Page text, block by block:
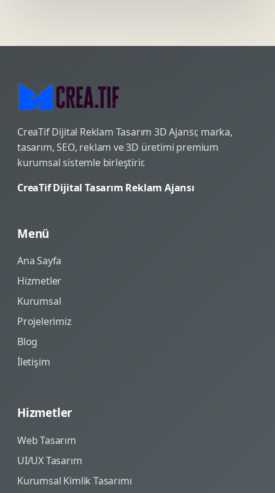
CreaTif Dijital Reklam Tasarım 3D Ajansı; marka,
tasarım, SEO, reklam ve 3D üretimi premium
kurumsal sistemle birleştirir.
CreaTif Dijital Tasarım Reklam Ajansı
Menü
Ana Sayfa
Hizmetler
Kurumsal
Projelerimiz
Blog
İletişim
Hizmetler
Web Tasarım
UI/UX Tasarım
Kurumsal Kimlik Tasarımı